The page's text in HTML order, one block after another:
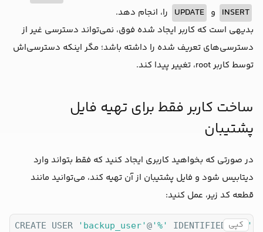
INSERT و UPDATE را، انجام دهد.
بدیهی است که کاربر ایجاد شده فوق، نمی‌تواند دسترسی غیر از
دسترسی‌های تعریف شده را داشته باشد؛ مگر اینکه دسترسی‌اش
توسط کاربر root، تغییر پیدا کند.
ساخت کاربر فقط برای تهیه فایل
پشتیبان
در صورتی که بخواهید کاربری ایجاد کنید که فقط بتواند وارد
دیتابیس شود و فایل پشتیبان از آن تهیه کند، می‌توانید مانند
قطعه کد زیر، عمل کنید:
کپی CREATE USER 'backup_user'@'%' IDENTIFIED BY